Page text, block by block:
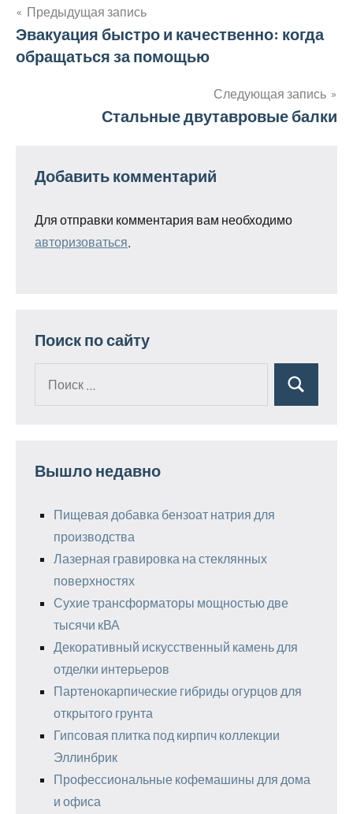
Навигация
по
Предыдущая запись
Эвакуация быстро и качественно: когда
обращаться за помощью
Следующая запись
Стальные двутавровые балки
Добавить комментарий
Для отправки комментария вам необходимо
авторизоваться
Поиск по сайту
Поиск
Вышло недавно
Пищевая добавка бензоат натрия для
производства
Лазерная гравировка на стеклянных
поверхностях
Сухие трансформаторы мощностью две
тысячи кВА
Декоративный искусственный камень для
отделки интерьеров
Партенокарпические гибриды огурцов для
открытого грунта
Гипсовая плитка под кирпич коллекции
Эллинбрик
Профессиональные кофемашины для дома
и офиса